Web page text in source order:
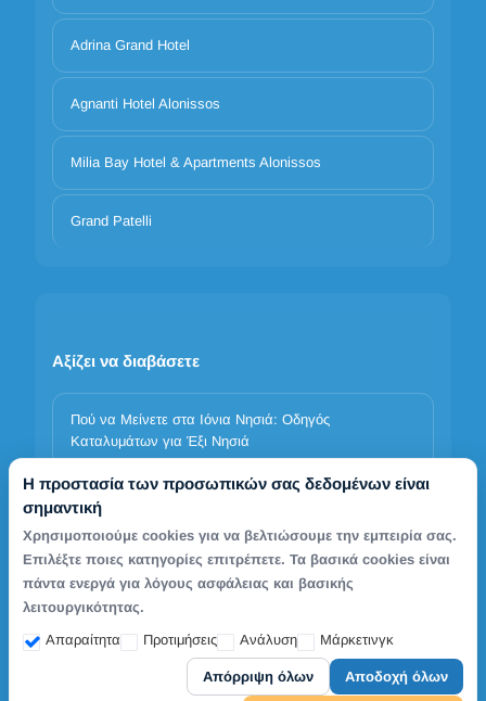
Adrina Grand Hotel
Agnanti Hotel Alonissos
Milia Bay Hotel & Apartments Alonissos
Grand Patelli
Αξίζει να διαβάσετε
Πού να Μείνετε στα Ιόνια Νησιά: Οδηγός
Καταλυμάτων για Έξι Νησιά
Ξενοδοχεία στην Αθήνα – Σύγκριση επιλογών και
κράτηση
Ακτοπλοϊκά Ιταλία–Ελλάδα 2026: Δρομολόγια, Τιμές
& Κρατήσεις με TDSreisen
Η προστασία των προσωπικών σας δεδομένων είναι
σημαντική
Χρησιμοποιούμε cookies για να βελτιώσουμε την εμπειρία σας.
Επιλέξτε ποιες κατηγορίες επιτρέπετε. Τα βασικά cookies είναι
πάντα ενεργά για λόγους ασφάλειας και βασικής
λειτουργικότητας.
Απαραίτητα
Προτιμήσεις Ανάλυση Μάρκετινγκ
Απόρριψη όλων Αποδοχή όλων